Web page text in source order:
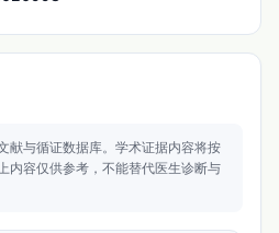
献与循证数据库。 学术证据内容将按
内容仅供参考，不能替代医生诊断与